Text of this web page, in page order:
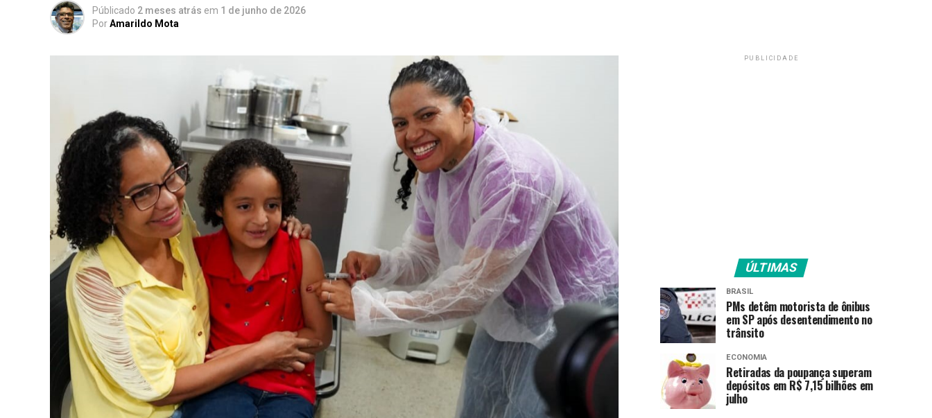
Públicado 2 meses atrás em 1 de junho de 2026
PorAmarildo Mota
PUBLICIDADE
ÚLTIMAS
BRASIL
PMs detêm motorista de ônibus
em SP após desentendimento no
trânsito
ECONOMIA
Retiradas da poupança superam
depósitos em R$ 7,15 bilhões em
julho